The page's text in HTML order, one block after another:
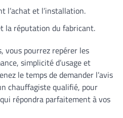
l’achat et l’installation.
la réputation du fabricant.
vous pourrez repérer les
simplicité d’usage et
le temps de demander l’avis
chauffagiste qualifié, pour
répondra parfaitement à vos